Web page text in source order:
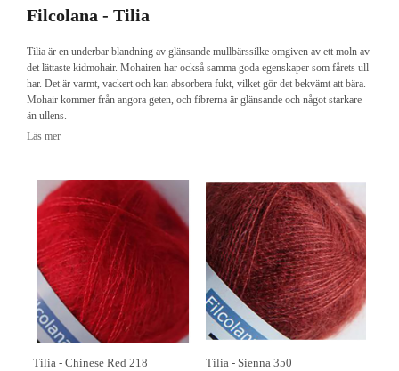
Filcolana - Tilia
Tilia är en underbar blandning av glänsande mullbärssilke omgiven av ett moln av
det lättaste kidmohair. Mohairen har också samma goda egenskaper som fårets ull
har. Det är varmt, vackert och kan absorbera fukt, vilket gör det bekvämt att bära.
Mohair kommer från angora geten, och fibrerna är glänsande och något starkare
än ullens.
Du kan självklart sticka enbart i Tilia, men det blir också fint att blanda med något
Läs mer
Tilia - Chinese Red 218 Tilia - Sienna 350